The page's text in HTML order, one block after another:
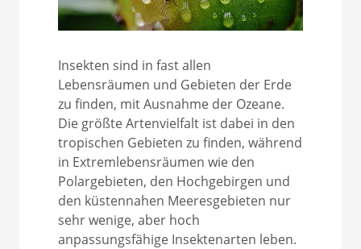
Insekten sind in fast allen
Lebensräumen und Gebieten der Erde
zu finden, mit Ausnahme der Ozeane.
Die größte Artenvielfalt ist dabei in den
tropischen Gebieten zu finden, während
in Extremlebensräumen wie den
Polargebieten, den Hochgebirgen und
den küstennahen Meeresgebieten nur
sehr wenige, aber hoch
anpassungsfähige Insektenarten leben.